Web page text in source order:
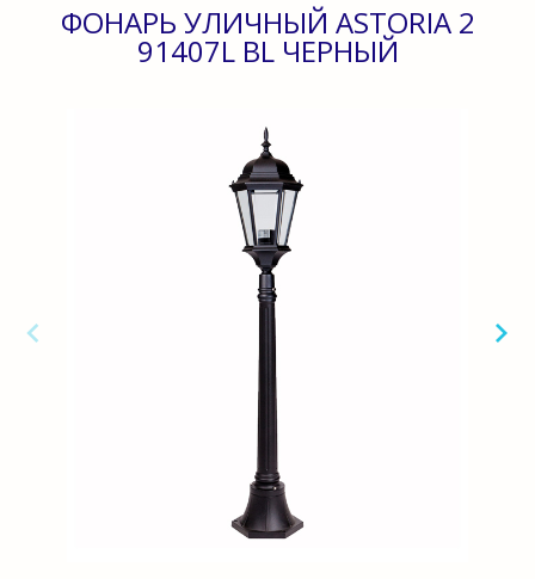
ФОНАРЬ УЛИЧНЫЙ ASTORIA 2
91407L BL ЧЕРНЫЙ